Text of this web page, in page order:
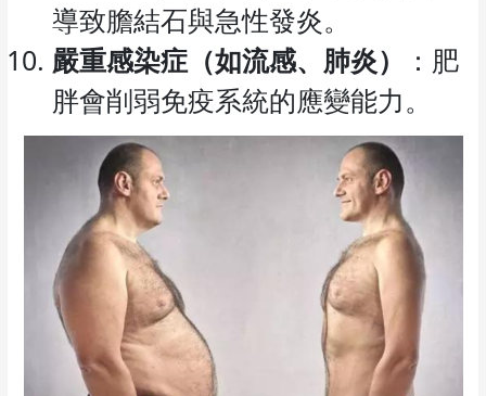
導致膽結石與急性發炎。
嚴重感染症（如流感、肺炎）
：肥
胖會削弱免疫系統的應變能力。